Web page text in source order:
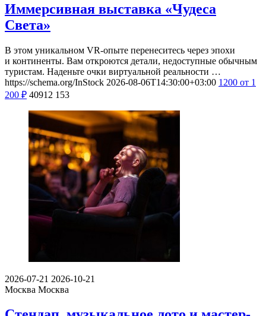
Иммерсивная выставка «Чудеса
Света»
В этом уникальном VR-опыте перенеситесь через эпохи
и континенты. Вам откроются детали, недоступные обычным
туристам. Наденьте очки виртуальной реальности …
https://schema.org/InStock 2026-08-06T14:30:00+03:00 1200 от 1
200 ₽ 40912 153
2026-07-21 2026-10-21
Москва Москва